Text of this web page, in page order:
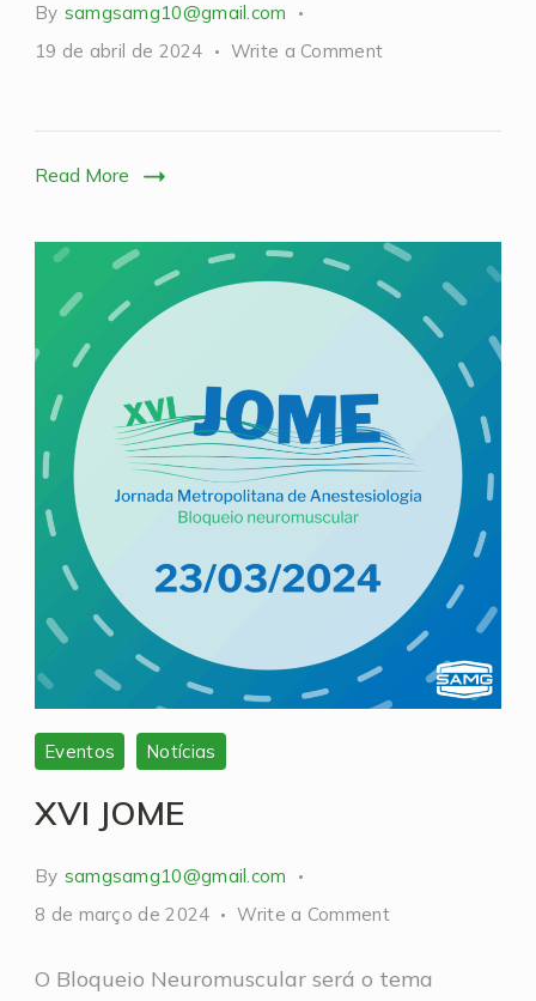
By samgsamg10@gmail.com
19 de abril de 2024
Write a Commenton
Monitorização
Read More
Eventos Notícias
XVI JOME
By samgsamg10@gmail.com
8 de março de 2024
Write a Commenton
JOME
O Bloqueio Neuromuscular será o tema